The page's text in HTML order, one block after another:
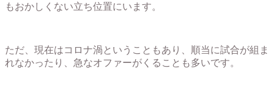
もおかしくない立ち位置にいます。
ただ、現在はコロナ渦ということもあり、順当に試合が組ま
れなかったり、急なオファーがくることも多いです。